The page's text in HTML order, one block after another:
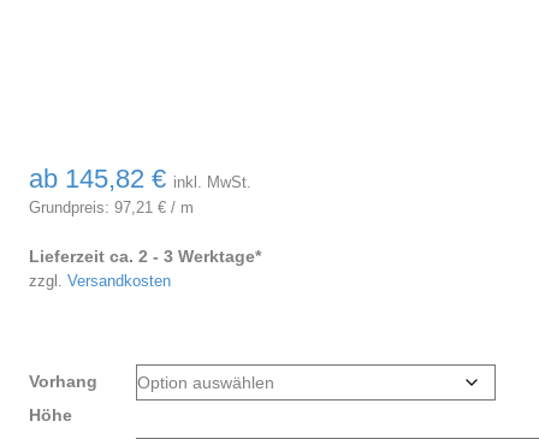
ab 145,82 € inkl. MwSt.
Grundpreis: 97,21 € / m
Lieferzeit ca. 2 - 3 Werktage*
zzgl. Versandkosten
Vorhang
Höhe